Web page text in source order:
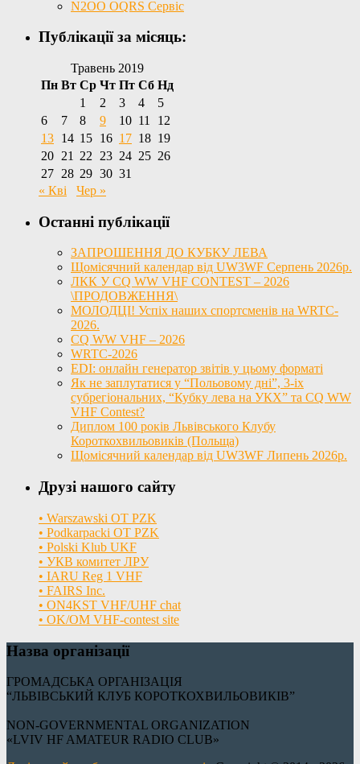
N2OO OQRS Сервіс
Публікації за місяць:
Травень 2019
Пн Вт Ср Чт Пт Сб Нд
1
2 3 4
5
6
7 8 9 10 11
12
13 14 15 16 17 18 19
20 21 22 23 24 25 26
27 28 29 30 31
« Кві
Чер »
Останні публікації
ЗАПРОШЕННЯ ДО КУБКУ ЛЕВА
Щомісячний календар від UW3WF Серпень 2026р.
ЛКК У CQ WW VHF CONTEST – 2026
\ПРОДОВЖЕННЯ\
МОЛОДЦІ! Успіх наших спортсменів на WRTC-
2026.
CQ WW VHF – 2026
WRTC-2026
EDI: онлайн генератор звітів у цьому форматі
Як не заплутатися у “Польовому дні”, 3-іх
субрегіональних, “Кубку лева на УКХ” та CQ WW
VHF Contest?
Диплом 100 років Львівського Клубу
Короткохвильовиків (Польща)
Щомісячний календар від UW3WF Липень 2026р.
Друзі нашого сайту
• Warszawski OT PZK
• Podkarpacki OT PZK
• Polski Klub UKF
• УКВ комитет ЛРУ
• IARU Reg 1 VHF
• FAIRS Inc.
• ON4KST VHF/UHF chat
• OK/OM VHF-contest site
Назва організації
ГРОМАДСЬКА ОРГАНІЗАЦІЯ
“ЛЬВІВСЬКИЙ КЛУБ КОРОТКОХВИЛЬОВИКІВ”
NON-GOVERNMENTAL ORGANIZATION
«LVIV HF AMATEUR RADIO CLUB»